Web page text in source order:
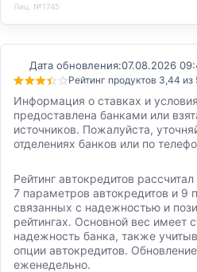
Лиц. №1745
Дата обновления:07.08.2026
Рейтинг продуктов 3,44 из
Информация о ставках и
предоставлена банками или
источников. Пожалуйста,
отделениях банков или по
Рейтинг автокредитов
7 параметров автокредитов и 9
связанных с надежностью и
рейтингах. Основной вес имеет
надежность банка, также
опции автокредитов.
еженедельно.